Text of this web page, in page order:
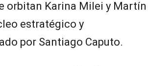
orbitan Karina Milei y Martín
estratégico y
por Santiago Caputo.